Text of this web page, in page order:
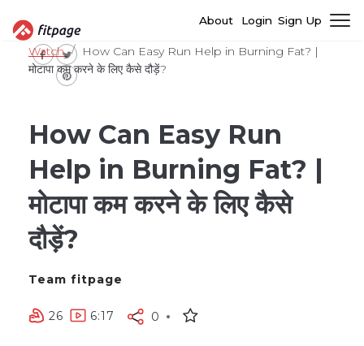
About Login Sign Up
Watch
How Can Easy Run Help in Burning Fat? |
मोटापा कम करने के लिए कैसे दौड़ें?
How Can Easy Run
Help in Burning Fat? |
मोटापा कम करने के लिए कैसे
दौड़ें?
Team fitpage
26 6:17 0